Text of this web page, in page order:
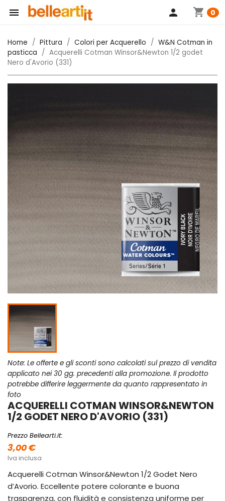
 shopping_cart 0
person
Home Pittura Colori per Acquerello
W&N Cotman in
pasticca
Acquerelli Cotman Winsor&Newton 1/2 godet
Nero d'Avorio (331)
Note: Le offerte e gli sconti sono calcolati sul prezzo di vendita
applicato nei 30 gg. precedenti alla promozione. Il prodotto
potrebbe differire leggermente da quanto rappresentato in
foto
ACQUERELLI COTMAN WINSOR&NEWTON
1/2 GODET NERO D'AVORIO (331)
Prezzo Bellearti.it:
3,00 €
Iva inclusa
Acquerelli Cotman Winsor&Newton 1/2 Godet Nero
d’Avorio. Eccellente potere colorante e buona
trasparenza, con fluidità e consistenza uniforme per